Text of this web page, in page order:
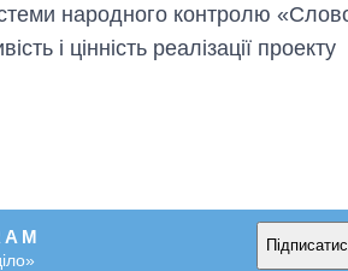
народного контролю
і цінність реалізації проекту